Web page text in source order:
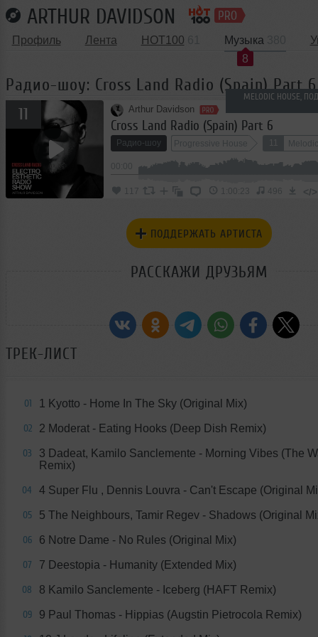
ARTHUR DAVIDSON
Профиль Лента HOT100
Музыка
8
Радио-шоу: Cross Land Radio (Spain) Part 6
MELODIC HOUSE,
11 Arthur Davidson
Cross Land Radio (Spain) Part 6
Радио-шоу Progressive House 11
117 1:00:23 496 </>
ПОДДЕРЖАТЬ АРТИСТА
РАССКАЖИ ДРУЗЬЯМ
ТРЕК-ЛИСТ
01 1 Kyotto - Home In The Sky (Original Mix)
02 2 Moderat - Eating Hooks (Deep Dish Remix)
03
3 Dadeat, Kamilo Sanclemente - Morning Vibes (The
Remix)
04 4 Super Flu , Dennis Louvra - Can't Escape (Original
05 5 The Neighbours, Tamir Regev - Shadows (Original
06 6 Notre Dame - No Rules (Original Mix)
07 7 Deestopia - Humanity (Extended Mix)
08 8 Kamilo Sanclemente - Iceberg (HAFT Remix)
09 9 Paul Thomas - Hippias (Augstin Pietrocola Remix)